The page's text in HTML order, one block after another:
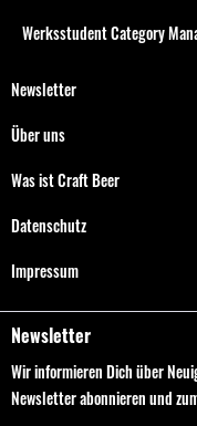
Werksstudent Category
Newsletter
Über uns
Was ist Craft Beer
Datenschutz
Impressum
Newsletter
Wir informieren Dich über
Newsletter abonnieren und